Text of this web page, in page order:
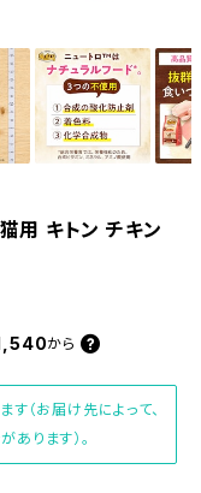
用 キトン チキン
から
（お届け先によって、
ります）。